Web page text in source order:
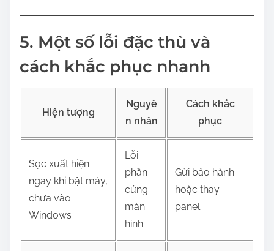
5. Một số lỗi đặc thù và
cách khắc phục nhanh
Hiện tượng
Nguyê
n nhân
Cách khắc
phục
Sọc xuất hiện
ngay khi bật máy,
chưa vào
Windows
Lỗi
phần
cứng
màn
hình
Gửi bảo hành
hoặc thay
panel